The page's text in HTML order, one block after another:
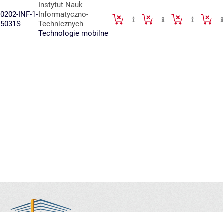
0202-INF-1-
5031S
Instytut Nauk
Informatyczno-
Technicznych
Technologie mobilne